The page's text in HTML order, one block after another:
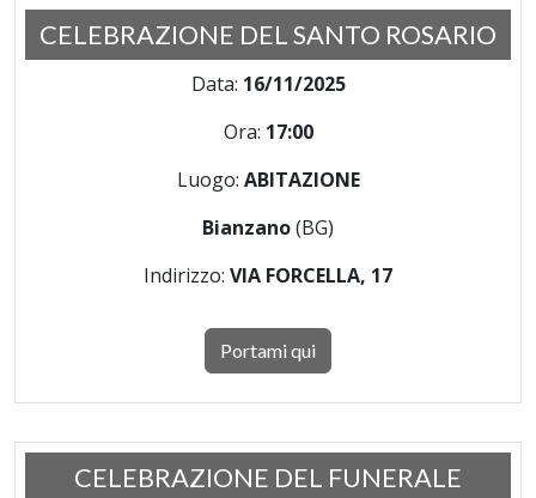
CELEBRAZIONE DEL SANTO ROSARIO
Data: 16/11/2025
Ora: 17:00
Luogo: ABITAZIONE
Bianzano(BG)
Indirizzo: VIA FORCELLA, 17
Portami qui
CELEBRAZIONE DEL FUNERALE